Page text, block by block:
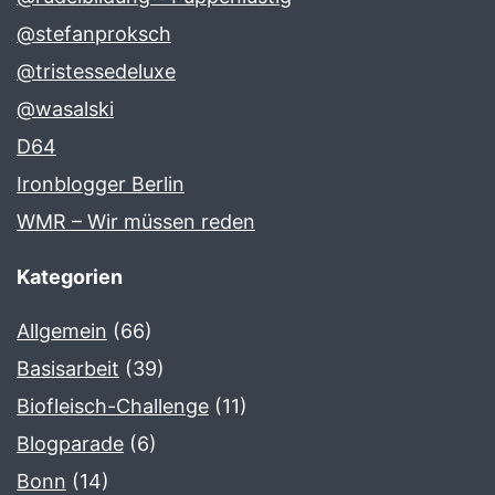
@stefanproksch
@tristessedeluxe
@wasalski
D64
Ironblogger Berlin
WMR – Wir müssen reden
Kategorien
Allgemein (66)
Basisarbeit (39)
Biofleisch-Challenge (11)
Blogparade (6)
Bonn (14)